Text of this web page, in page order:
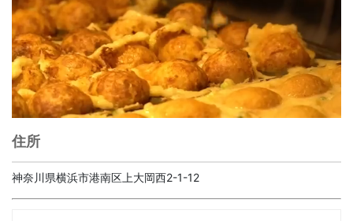
住所
神奈川県横浜市港南区上大岡西2-1-12